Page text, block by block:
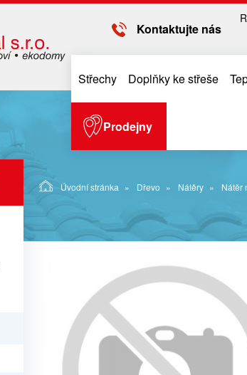
Kontaktujte nás
Střechy Doplňky ke střeše
Prodejny
Úvodní stránka Dřevo Nátěry Nátěr